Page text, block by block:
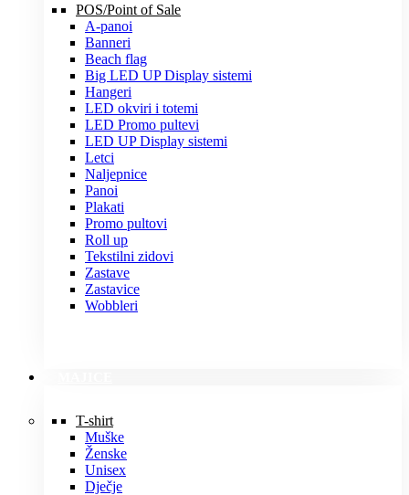
POS/Point of Sale
A-panoi
Banneri
Beach flag
Big LED UP Display sistemi
Hangeri
LED okviri i totemi
LED Promo pultevi
LED UP Display sistemi
Letci
Naljepnice
Panoi
Plakati
Promo pultovi
Roll up
Tekstilni zidovi
Zastave
Zastavice
Wobbleri
T-shirt
Muške
Ženske
Unisex
Dječje